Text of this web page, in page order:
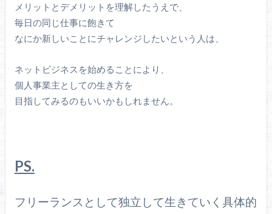
メリットとデメリットを理解したうえで、
毎日の同じ仕事に飽きて
なにか新しいことにチャレンジしたいという人は、
ネットビジネスを始めることにより、
個人事業主としての生き方を
目指してみるのもいいかもしれません。
PS.
フリーランスとして独立して生きていく具体的